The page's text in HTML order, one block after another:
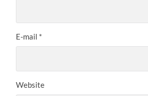
E-mail *
Website